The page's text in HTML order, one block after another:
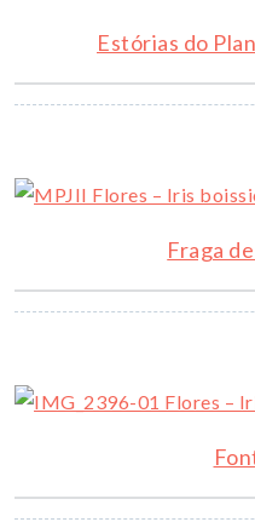
Estórias do
Fraga